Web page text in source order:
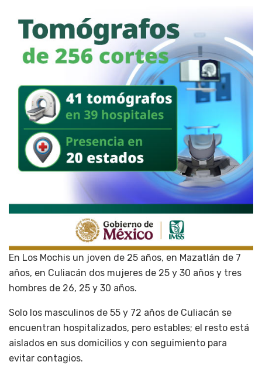
En Los Mochis un joven de 25 años, en Mazatlán de 7
años, en Culiacán dos mujeres de 25 y 30 años y tres
hombres de 26, 25 y 30 años.
Solo los masculinos de 55 y 72 años de Culiacán se
encuentran hospitalizados, pero estables; el resto está
aislados en sus domicilios y con seguimiento para
evitar contagios.